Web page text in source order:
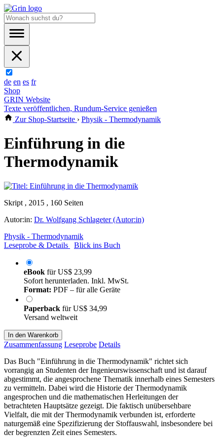
de en es fr
Shop
GRIN Website
Texte veröffentlichen, Rundum-Service genießen
Zur Shop-Startseite › Physik - Thermodynamik
Einführung in die
Thermodynamik
Skript , 2015 , 160 Seiten
Autor:in: Dr. Wolfgang Schlageter (Autor:in)
Physik - Thermodynamik
Leseprobe & Details
Blick ins Buch
eBook fürUS$ 23,99
Sofort herunterladen. Inkl. MwSt.
Format: PDF – für alle Geräte
Paperback fürUS$ 34,99
Versand weltweit
In den Warenkorb
Zusammenfassung Leseprobe Details
Das Buch "Einführung in die Thermodynamik" richtet sich
vorrangig an Studenten der Ingenieurswissenschaft und ist darauf
abgestimmt, die angesprochene Thematik innerhalb eines Semesters
zu vermitteln. Dabei wird die Historie der Thermodynamik
angesprochen und die mathematischen Herleitungen der
betrachteten Hauptsätze gezeigt. Die faktisch unübersehbare
Vielfalt, die mit der Thermodynamik verbunden ist, erforderte
naturgemäß eine Spezifizierung der Stoffauswahl, insbesondere bei
der begrenzten Zeit eines Semesters.